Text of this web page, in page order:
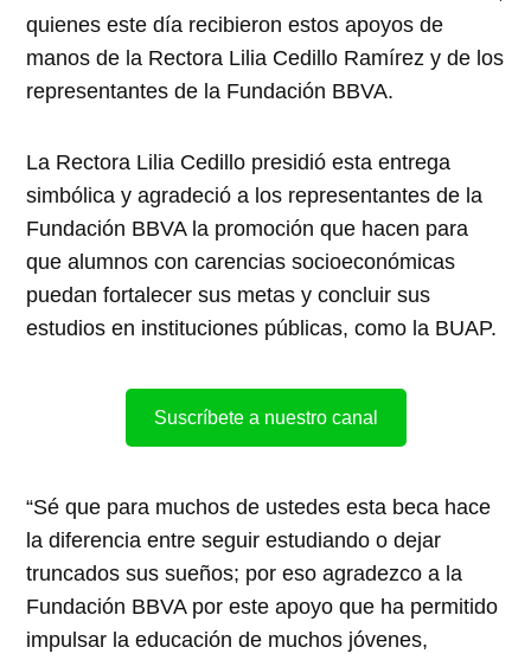
quienes este día recibieron estos apoyos de
manos de la Rectora Lilia Cedillo Ramírez y de los
representantes de la Fundación BBVA.
La Rectora Lilia Cedillo presidió esta entrega
simbólica y agradeció a los representantes de la
Fundación BBVA la promoción que hacen para
que alumnos con carencias socioeconómicas
puedan fortalecer sus metas y concluir sus
estudios en instituciones públicas, como la BUAP.
Suscríbete a nuestro canal
“Sé que para muchos de ustedes esta beca hace
la diferencia entre seguir estudiando o dejar
truncados sus sueños; por eso agradezco a la
Fundación BBVA por este apoyo que ha permitido
impulsar la educación de muchos jóvenes,